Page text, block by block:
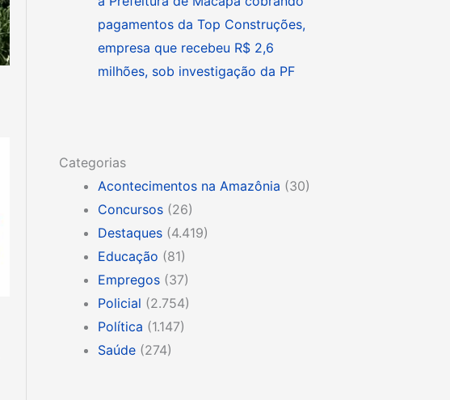
pagamentos da Top Construções,
empresa que recebeu R$ 2,6
milhões, sob investigação da PF
Categorias
Acontecimentos na Amazônia (30)
Concursos (26)
Destaques (4.419)
Educação (81)
Empregos (37)
Policial (2.754)
Política (1.147)
Saúde (274)